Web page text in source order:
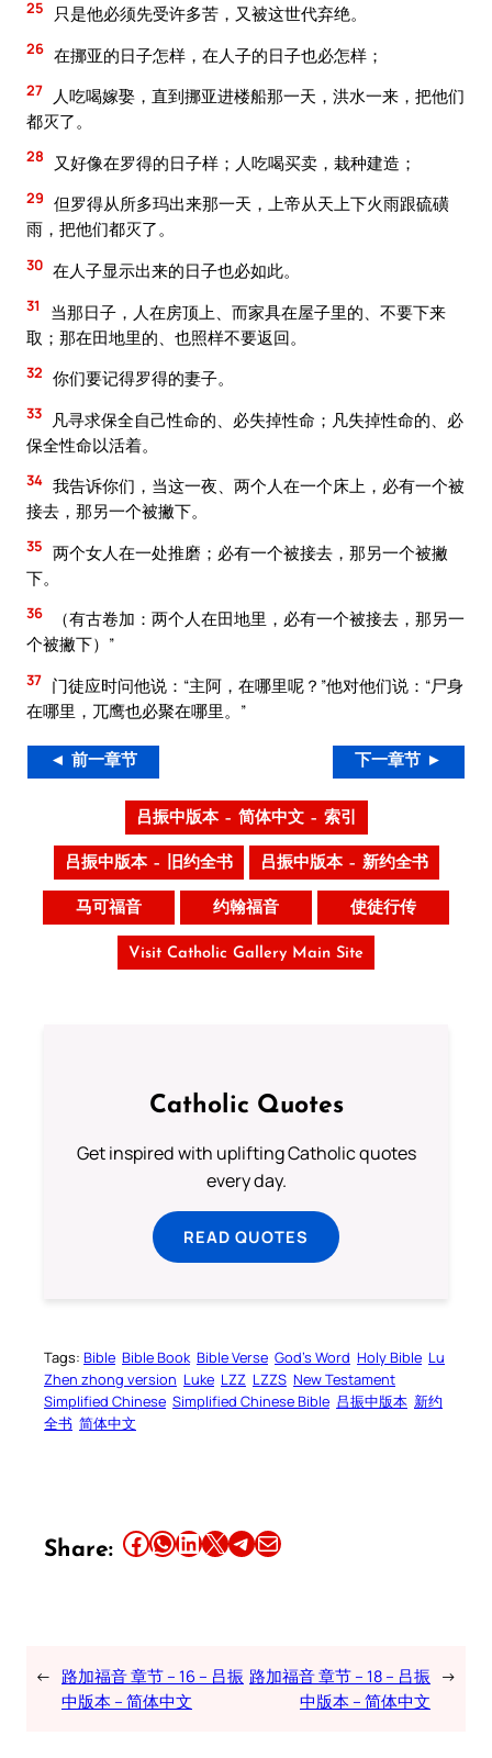
25 只是他必须先受许多苦，又被这世代弃绝。
26 在挪亚的日子怎样，在人子的日子也必怎样；
27
人吃喝嫁娶，直到挪亚进楼船那一天，洪水一来，把他们
都灭了。
28 又好像在罗得的日子样；人吃喝买卖，栽种建造；
29 但罗得从所多玛出来那一天，上帝从天上下火雨跟硫磺
雨，把他们都灭了。
30 在人子显示出来的日子也必如此。
31
当那日子，人在房顶上、而家具在屋子里的、不要下来
取；那在田地里的、也照样不要返回。
32 你们要记得罗得的妻子。
33
凡寻求保全自己性命的、必失掉性命；凡失掉性命的、必
保全性命以活着。
34 我告诉你们，当这一夜、两个人在一个床上，必有一个被
接去，那另一个被撇下。
35 两个女人在一处推磨；必有一个被接去，那另一个被撇
下。
36
（有古卷加：两个人在田地里，必有一个被接去，那另一
个被撇下）”
37 门徒应时问他说：“主阿，在哪里呢？”他对他们说：“尸身
在哪里，兀鹰也必聚在哪里。”
◄ 前一章节 下一章节 ►
吕振中版本 – 简体中文 – 索引
吕振中版本 – 旧约全书 吕振中版本 – 新约全书
马可福音 约翰福音 使徒行传
Visit Catholic Gallery Main Site
Catholic Quotes
Get inspired with uplifting Catholic quotes
every day.
READ QUOTES
Tags: Bible Bible Book Bible Verse God’s Word Holy Bible Lu
Zhen zhong version Luke LZZ LZZS New Testament
Simplified Chinese Simplified Chinese Bible 吕振中版本 新约
全书 简体中文
Share: Share this article on Facebook Share this article on WhatsApp Share this article on LinkedIn Share this article on X Share this article on TelegramEmail this Article
← 路加福音 章节 – 16 – 吕振
中版本 – 简体中文
路加福音 章节 – 18 – 吕振
中版本 – 简体中文
→